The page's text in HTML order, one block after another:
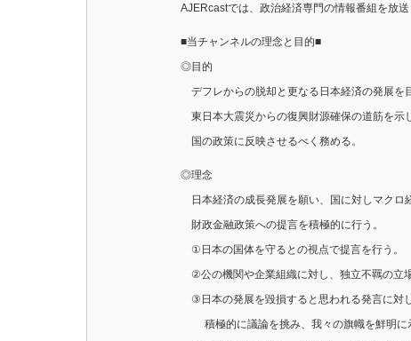
AJERcastでは、政治経済専門の情報番組を放送
■当チャンネルの理念と目的■
◎目的
デフレからの脱却と更なる日本経済の発展を
東日本大震災からの復興財源確保の道筋を示
国の政策に反映させるべく務める。
◎理念
日本経済の成長発展を願い、国に対しマクロ
財政金融政策への提言を積極的に行う。
①日本の国体を守るとの視点で提言を行う。
②公の機関や企業組織に対し、独立不羈の立
③日本の発展を毀損すると思われる発言に対し
積極的に議論を挑み、我々の旗幟を鮮明に